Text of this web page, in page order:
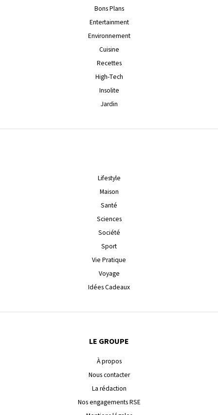
Bons Plans
Entertainment
Environnement
Cuisine
Recettes
High-Tech
Insolite
Jardin
Lifestyle
Maison
Santé
Sciences
Société
Sport
Vie Pratique
Voyage
Idées Cadeaux
LE GROUPE
À propos
Nous contacter
La rédaction
Nos engagements RSE